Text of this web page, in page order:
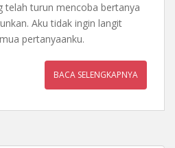
telah turun mencoba bertanya
Aku tidak ingin langit
pertanyaanku.
BACA SELENGKAPNYA